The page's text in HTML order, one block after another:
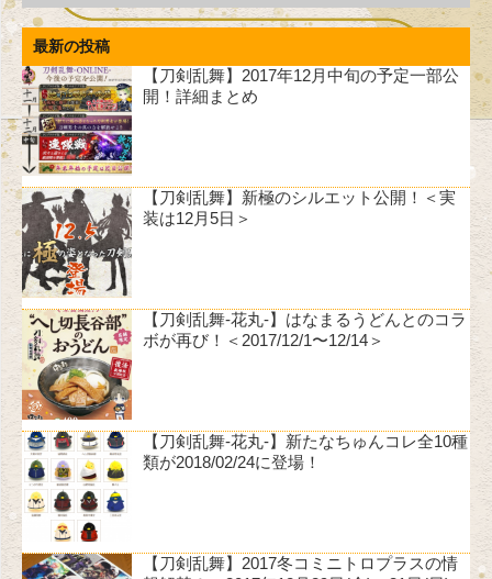
最新の投稿
【刀剣乱舞】2017年12月中旬の予定一部公
開！詳細まとめ
【刀剣乱舞】新極のシルエット公開！＜実
装は12月5日＞
【刀剣乱舞-花丸-】はなまるうどんとのコラ
ボが再び！＜2017/12/1〜12/14＞
【刀剣乱舞-花丸-】新たなちゅんコレ全10種
類が2018/02/24に登場！
【刀剣乱舞】2017冬コミニトロプラスの情